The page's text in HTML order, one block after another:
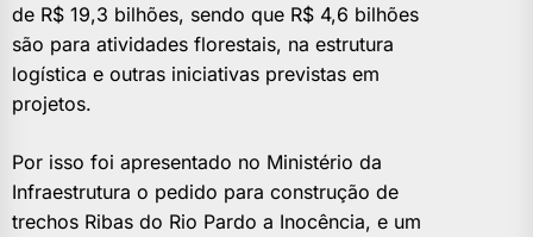
de R$ 19,3 bilhões, sendo que R$ 4,6 bilhões
são para atividades florestais, na estrutura
logística e outras iniciativas previstas em
projetos.
Por isso foi apresentado no Ministério da
Infraestrutura o pedido para construção de
trechos Ribas do Rio Pardo a Inocência, e um